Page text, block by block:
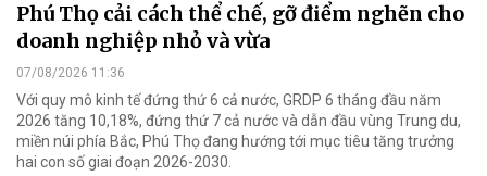
Phú Thọ cải cách thể chế, gỡ điểm nghẽn cho
doanh nghiệp nhỏ và vừa
07/08/2026 11:36
Với quy mô kinh tế đứng thứ 6 cả nước, GRDP 6 tháng đầu năm
2026 tăng 10,18%, đứng thứ 7 cả nước và dẫn đầu vùng Trung du,
miền núi phía Bắc, Phú Thọ đang hướng tới mục tiêu tăng trưởng
hai con số giai đoạn 2026-2030.